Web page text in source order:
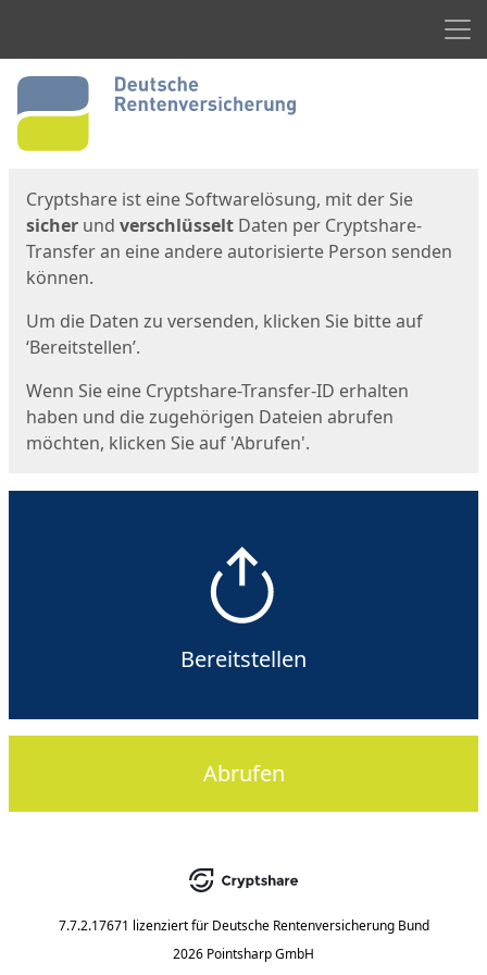
Start
Cryptshare ist eine Softwarelösung, mit der Sie
sicher und verschlüsselt Daten per Cryptshare-
Transfer an eine andere autorisierte Person senden
können.
Um die Daten zu versenden, klicken Sie bitte auf
‘Bereitstellen’.
Wenn Sie eine Cryptshare-Transfer-ID erhalten
haben und die zugehörigen Dateien abrufen
möchten, klicken Sie auf 'Abrufen'.
Bereitstellen
Abrufen
7.7.2.17671 lizenziert für Deutsche Rentenversicherung Bund
2026 Pointsharp GmbH